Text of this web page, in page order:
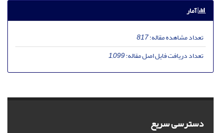
آمار
تعداد مشاهده مقاله:817
تعداد دریافت فایل اصل مقاله:1,099
دسترسی سریع